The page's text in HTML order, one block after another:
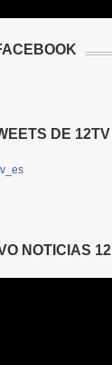
DE 12TV
NOTICIAS 12